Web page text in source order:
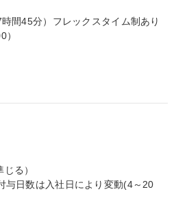
間45分）フレックスタイム制あり
）
る）
与日数は入社日により変動(4～20